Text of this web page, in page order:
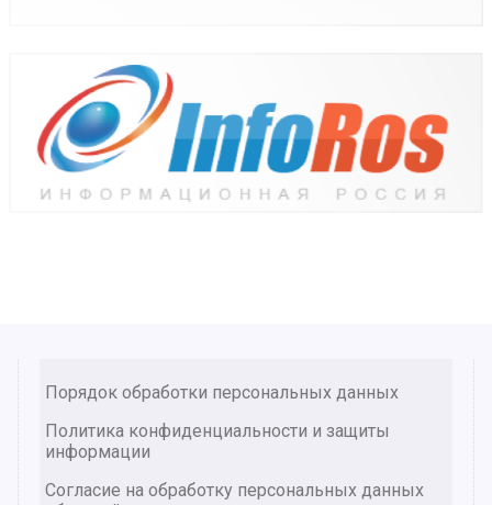
Порядок обработки персональных данных
Политика конфиденциальности и защиты
информации
Согласие на обработку персональных данных